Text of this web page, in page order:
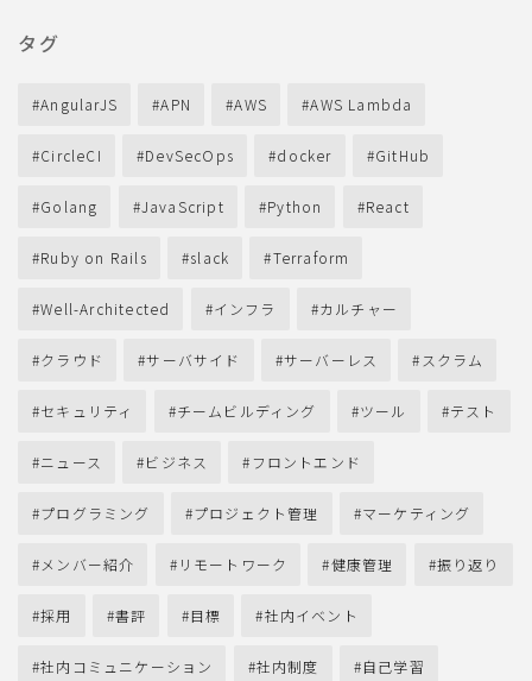
タグ
AngularJS APN AWS AWS Lambda
CircleCI DevSecOps docker GitHub
Golang JavaScript Python React
Ruby on Rails slack Terraform
Well-Architected インフラ カルチャー
クラウド サーバサイド サーバーレス スクラム
セキュリティ チームビルディング ツール テスト
ニュース ビジネス フロントエンド
プログラミング プロジェクト管理 マーケティング
メンバー紹介 リモートワーク 健康管理 振り返り
採用 書評 目標 社内イベント
社内コミュニケーション 社内制度 自己学習